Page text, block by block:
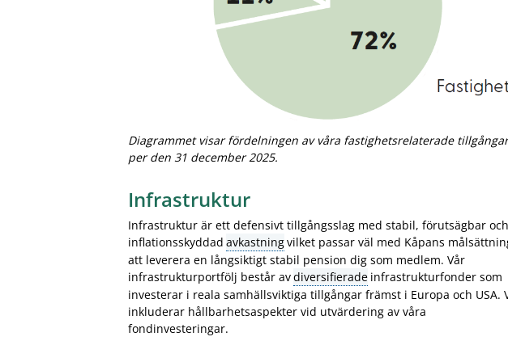
Diagrammet visar fördelningen av våra fastighetsrelaterade tillgångar
per den 31 december 2025.
Infrastruktur
Infrastruktur är ett defensivt tillgångsslag med stabil, förutsägbar och
inflationsskyddad avkastningvilket passar väl med Kåpans
att leverera en långsiktigt stabil pension dig som medlem. Vår
infrastrukturportfölj består avdiversifierade infrastrukturfonder som
investerar i reala samhällsviktiga tillgångar främst i Europa och USA.
inkluderar hållbarhetsaspekter vid utvärdering av våra
fondinvesteringar.